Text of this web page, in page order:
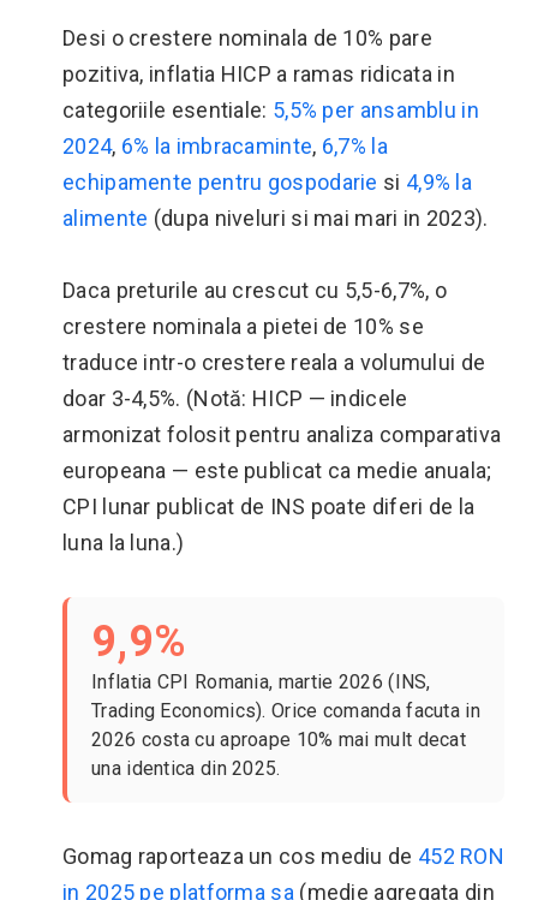
Desi o crestere nominala de 10% pare
pozitiva, inflatia HICP a ramas ridicata in
categoriile esentiale: 5,5% per ansamblu in
2024, 6% la imbracaminte, 6,7% la
echipamente pentru gospodarie si 4,9% la
alimente (dupa niveluri si mai mari in 2023).
Daca preturile au crescut cu 5,5-6,7%, o
crestere nominala a pietei de 10% se
traduce intr-o crestere reala a volumului de
doar 3-4,5%. (Notă: HICP — indicele
armonizat folosit pentru analiza comparativa
europeana — este publicat ca medie anuala;
CPI lunar publicat de INS poate diferi de la
luna la luna.)
9,9%
Inflatia CPI Romania, martie 2026 (INS,
Trading Economics). Orice comanda facuta in
2026 costa cu aproape 10% mai mult decat
una identica din 2025.
Gomag raporteaza un cos mediu de 452 RON
in 2025 pe platforma sa (medie agregata din